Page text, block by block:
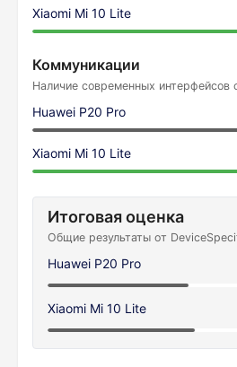
Xiaomi Mi 10 Lite
Коммуникации
Наличие современных интерфейсов
Huawei P20 Pro
Xiaomi Mi 10 Lite
Итоговая оценка
Общие результаты от
Huawei P20 Pro
Xiaomi Mi 10 Lite